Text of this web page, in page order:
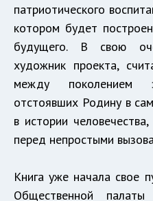
патриотического
котором будет
будущего. В свою
художник проекта,
между поколением
отстоявших Родину в
в истории
перед непростыми
Книга уже начала свое
Общественной